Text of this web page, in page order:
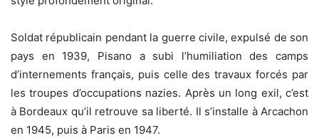
Soldat républicain pendant la guerre civile, expulsé de son
pays en 1939, Pisano a subi l’humiliation des camps
d’internements français, puis celle des travaux forcés par
les troupes d’occupations nazies. Après un long exil, c’est
à Bordeaux qu’il retrouve sa liberté. Il s’installe à Arcachon
en 1945, puis à Paris en 1947.